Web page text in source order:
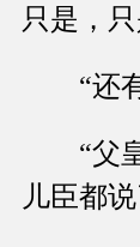
只是，
“还有
“父皇
儿臣都